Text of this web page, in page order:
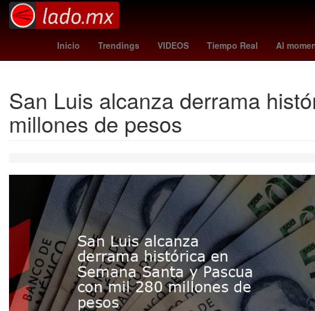
Inicio Trendings VIDEOS Tiempo Real Al
jefferson lerma grecia quiroz Rockstar Games chucky
San Luis alcanza derrama
millones de pesos